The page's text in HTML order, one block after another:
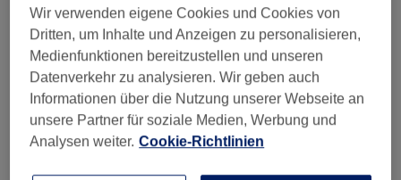
Augenbrauen & Wimpernbehandlungen (9) ab 18 €
Semi Permanent Make-Up - NANOBLOOM
- New Microblading (9)
ab 35 €
Wir verwenden eigene Cookies und Cookies von
Dritten, um Inhalte und Anzeigen zu personalisieren,
Medienfunktionen bereitzustellen und unseren
Datenverkehr zu analysieren. Wir geben auch
Informationen über die Nutzung unserer Webseite an
unsere Partner für soziale Medien, Werbung und
Analysen weiter. Cookie-Richtlinien